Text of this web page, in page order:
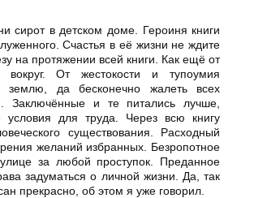
сирот в детском доме. Героиня книги
Счастья в её жизни не ждите
на протяжении всей книги. Как ещё от
От жестокости и тупоумия
землю, да бесконечно жалеть всех
Заключённые и те питались лучше,
для труда. Через всю книгу
существования. Расходный
желаний избранных. Безропотное
за любой проступок. Преданное
задуматься о личной жизни. Да, так
прекрасно, об этом я уже говорил.